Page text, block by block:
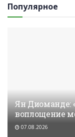
Популярное
Ян Диоманде:
воплощение
07.08.2026